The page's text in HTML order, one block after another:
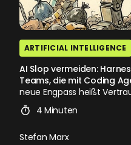
ARTIFICIAL INTELLIGENCE
AI Slop vermeiden:
Teams, die mit Coding
neue Engpass heißt
4 Minuten
Stefan Marx